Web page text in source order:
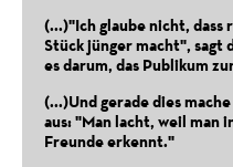
Destinyland – A
Achilleion Museum
(...)"Ich glaube nicht, dass
Stück jünger macht", sagt
es darum, das Publikum
(...)Und gerade dies
aus: "Man lacht, weil man
Freunde erkennt."